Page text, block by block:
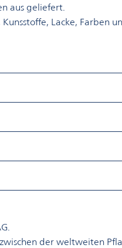
aus geliefert.
Lacke, Farben
der weltweiten